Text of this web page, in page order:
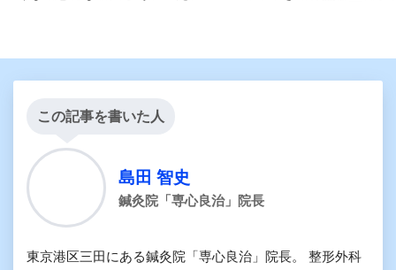
この記事を書いた人
島田 智史
鍼灸院「専心良治」院長
東京港区三田にある鍼灸院「専心良治」院長。 整形外科